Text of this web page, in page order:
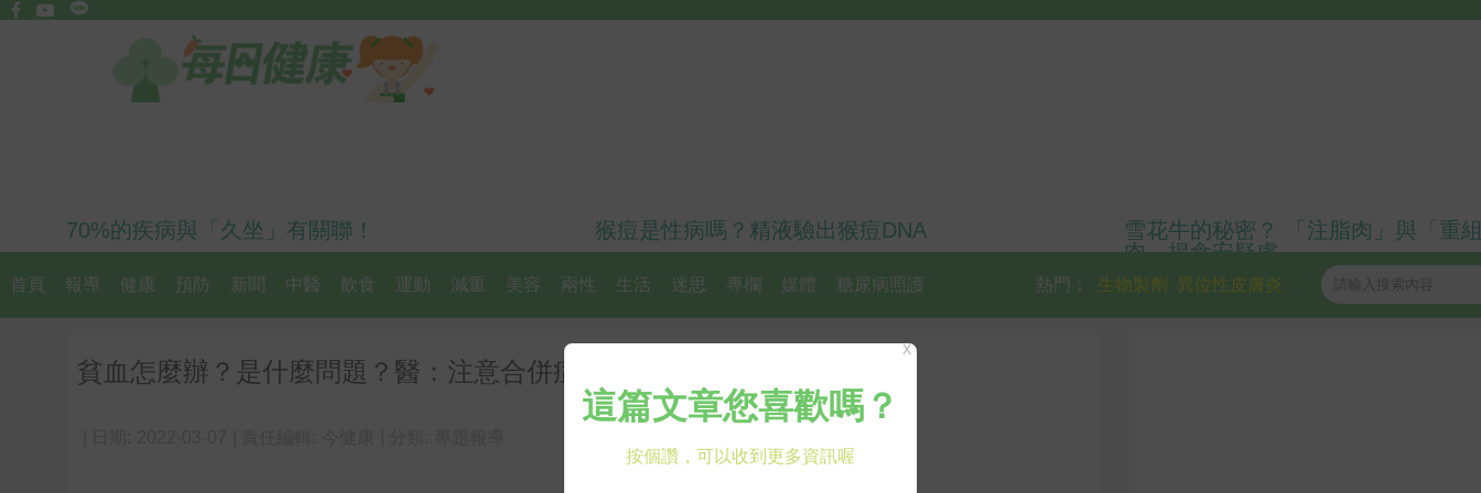
70%的疾病與「久坐」有關聯！ 猴痘是性病嗎？精液驗出猴痘DNA
雪花牛的秘密？ 「注脂肉」與「重
肉」揭食安疑慮
首頁 報導 健康 預防 新聞 中醫 飲食 運動 減重 美容 兩性 生活 迷思 專欄 媒體 糖尿病照護 異位性皮膚炎
生物製劑
熱門：
貧血怎麼辦？是什麼問題？醫：注意合併症狀小心癌症！
X